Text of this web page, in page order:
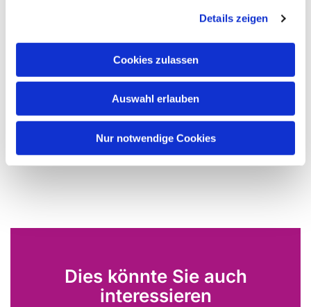
Details zeigen
Cookies zulassen
Auswahl erlauben
Nur notwendige Cookies
Samstag | 22.11.2025 | 17.00 - 18.30 Uhr:
im Pfarrzentrum Mauritius „Was sagen unsere
Politiker zum Kirchenasyl?“ Politiker von CDU,
SPD, Grüne und Linke sind angefragt. Weitere
Infos über die Medien!
Sonntag | 23.11.2025 | 15.00 - 16.00 Uhr:
Ehrenamtliche begleiten die Stunde und geben
gerne eine Einführung in die Ausstellung.
Dies könnte Sie auch
interessieren